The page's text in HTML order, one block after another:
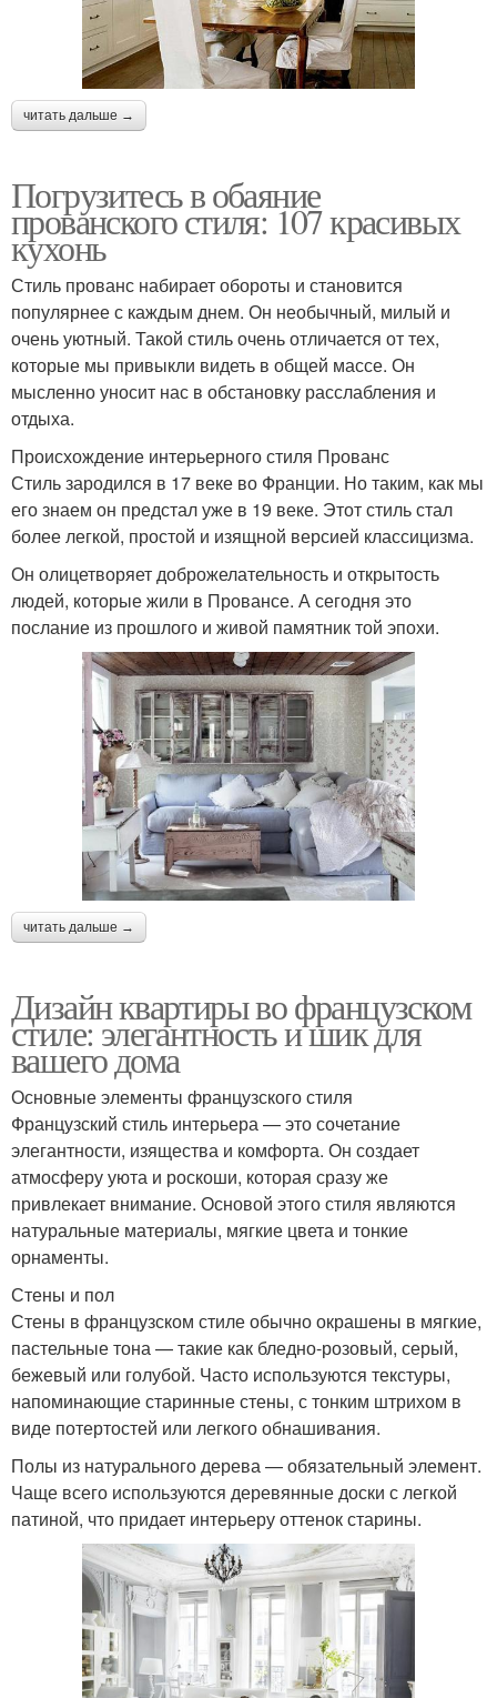
читать дальше →
Погрузитесь в обаяние
прованского стиля: 107 красивых
кухонь
Стиль прованс набирает обороты и становится
популярнее с каждым днем. Он необычный, милый и
очень уютный. Такой стиль очень отличается от тех,
которые мы привыкли видеть в общей массе. Он
мысленно уносит нас в обстановку расслабления и
отдыха.
Происхождение интерьерного стиля Прованс
Стиль зародился в 17 веке во Франции. Но таким, как мы
его знаем он предстал уже в 19 веке. Этот стиль стал
более легкой, простой и изящной версией классицизма.
Он олицетворяет доброжелательность и открытость
людей, которые жили в Провансе. А сегодня это
послание из прошлого и живой памятник той эпохи.
читать дальше →
Дизайн квартиры во французском
стиле: элегантность и шик для
вашего дома
Основные элементы французского стиля
Французский стиль интерьера — это сочетание
элегантности, изящества и комфорта. Он создает
атмосферу уюта и роскоши, которая сразу же
привлекает внимание. Основой этого стиля являются
натуральные материалы, мягкие цвета и тонкие
орнаменты.
Стены и пол
Стены в французском стиле обычно окрашены в мягкие,
пастельные тона — такие как бледно-розовый, серый,
бежевый или голубой. Часто используются текстуры,
напоминающие старинные стены, с тонким штрихом в
виде потертостей или легкого обнашивания.
Полы из натурального дерева — обязательный элемент.
Чаще всего используются деревянные доски с легкой
патиной, что придает интерьеру оттенок старины.